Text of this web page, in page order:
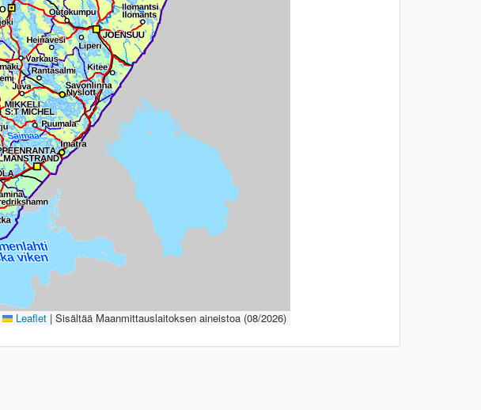
Leaflet | Sisältää Maanmittauslaitoksen aineistoa (08/2026)